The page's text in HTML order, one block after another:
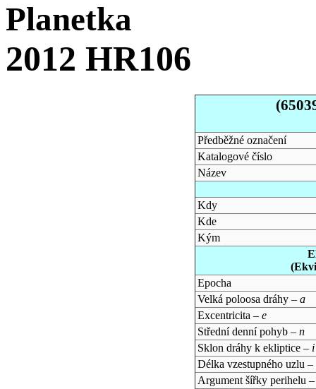
Planetka
2012 HR106
Předběžné označení
Katalogové číslo
Název
Kdy
Kde
Kým
Epocha
Velká poloosa dráhy – a
Excentricita – e
Střední denní pohyb – n
Sklon dráhy k ekliptice – i
Délka vzestupného uzlu –
Argument šířky perihelu